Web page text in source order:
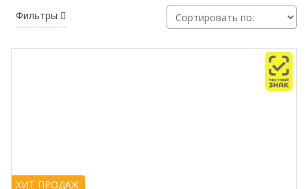
Фильтры
ХИТ ПРОДАЖ